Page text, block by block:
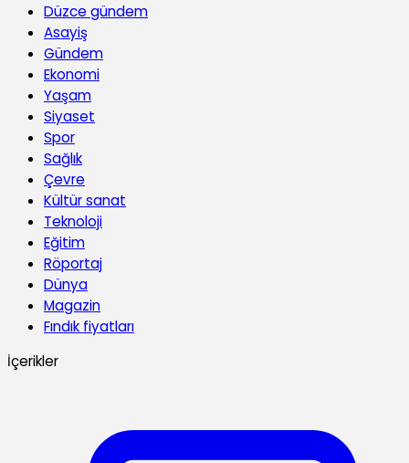
Düzce gündem
Asayiş
Gündem
Ekonomi
Yaşam
Siyaset
Spor
Sağlık
Çevre
Kültür sanat
Teknoloji
Eğitim
Röportaj
Dünya
Magazin
Fındık fiyatları
İçerikler